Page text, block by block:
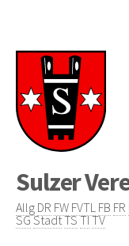
Sulzer
Allg DR FW FVTL FB FR
SGStadtTS TITV